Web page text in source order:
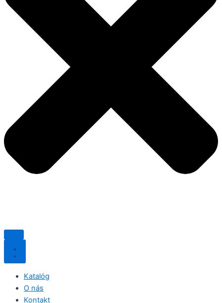
Katalóg
O nás
Kontakt